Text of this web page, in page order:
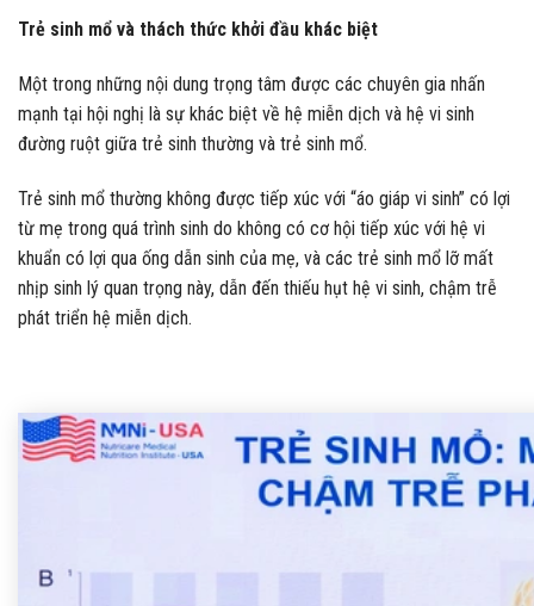
Trẻ sinh mổ và thách thức khởi đầu khác biệt
Một trong những nội dung trọng tâm được các chuyên gia nhấn
mạnh tại hội nghị là sự khác biệt về hệ miễn dịch và hệ vi sinh
đường ruột giữa trẻ sinh thường và trẻ sinh mổ.
Trẻ sinh mổ thường không được tiếp xúc với “áo giáp vi sinh” có lợi
từ mẹ trong quá trình sinh do không có cơ hội tiếp xúc với hệ vi
khuẩn có lợi qua ống dẫn sinh của mẹ, và các trẻ sinh mổ lỡ mất
nhịp sinh lý quan trọng này, dẫn đến thiếu hụt hệ vi sinh, chậm trễ
phát triển hệ miễn dịch.